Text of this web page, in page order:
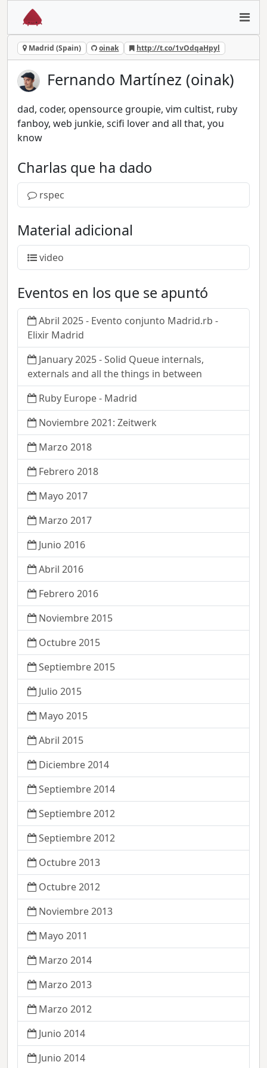
Madrid (Spain) oinak http://t.co/1vOdqaHpyl
Fernando Martínez (oinak)
dad, coder, opensource groupie, vim cultist, ruby
fanboy, web junkie, scifi lover and all that, you
know
Charlas que ha dado
rspec
Material adicional
video
Eventos en los que se apuntó
Abril 2025 - Evento conjunto Madrid.rb -
Elixir Madrid
January 2025 - Solid Queue internals,
externals and all the things in between
Ruby Europe - Madrid
Noviembre 2021: Zeitwerk
Marzo 2018
Febrero 2018
Mayo 2017
Marzo 2017
Junio 2016
Abril 2016
Febrero 2016
Noviembre 2015
Octubre 2015
Septiembre 2015
Julio 2015
Mayo 2015
Abril 2015
Diciembre 2014
Septiembre 2014
Septiembre 2012
Septiembre 2012
Octubre 2013
Octubre 2012
Noviembre 2013
Mayo 2011
Marzo 2014
Marzo 2013
Marzo 2012
Junio 2014
Junio 2014